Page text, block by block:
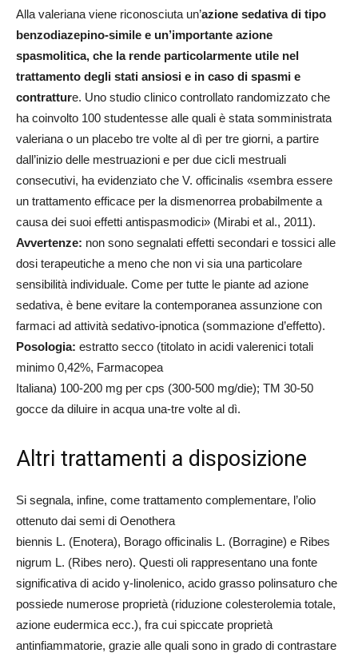
Alla valeriana viene riconosciuta un’azione sedativa di tipo
benzodiazepino-simile e un’importante azione
spasmolitica, che la rende particolarmente utile nel
trattamento degli stati ansiosi e in caso di spasmi e
contratture. Uno studio clinico controllato randomizzato che
ha coinvolto 100 studentesse alle quali è stata somministrata
valeriana o un placebo tre volte al dì per tre giorni, a partire
dall’inizio delle mestruazioni e per due cicli mestruali
consecutivi, ha evidenziato che V. officinalis «sembra essere
un trattamento efficace per la dismenorrea probabilmente a
causa dei suoi effetti antispasmodici» (Mirabi et al., 2011).
Avvertenze: non sono segnalati effetti secondari e tossici alle
dosi terapeutiche a meno che non vi sia una particolare
sensibilità individuale. Come per tutte le piante ad azione
sedativa, è bene evitare la contemporanea assunzione con
farmaci ad attività sedativo-ipnotica (sommazione d’effetto).
Posologia: estratto secco (titolato in acidi valerenici totali
minimo 0,42%, Farmacopea
Italiana) 100-200 mg per cps (300-500 mg/die); TM 30-50
gocce da diluire in acqua una-tre volte al dì.
Altri trattamenti a disposizione
Si segnala, infine, come trattamento complementare, l’olio
ottenuto dai semi di Oenothera
biennis L. (Enotera), Borago officinalis L. (Borragine) e Ribes
nigrum L. (Ribes nero). Questi oli rappresentano una fonte
significativa di acido γ-linolenico, acido grasso polinsaturo che
possiede numerose proprietà (riduzione colesterolemia totale,
azione eudermica ecc.), fra cui spiccate proprietà
antinfiammatorie, grazie alle quali sono in grado di contrastare